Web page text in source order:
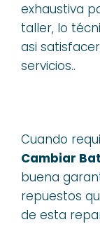
exhaustiva
taller, lo
asi
servicios..
Cuando
Cambiar
buena
repuestos
de esta